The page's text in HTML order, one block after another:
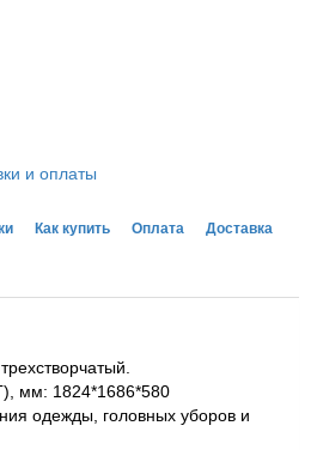
и оплаты
Как купить Оплата Доставка
мм: 1824*1686*580
одежды, головных уборов и